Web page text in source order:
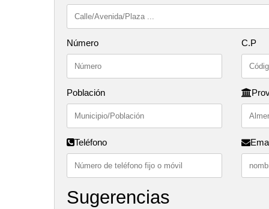
Número C.P
Población
Teléfono
Sugerencias